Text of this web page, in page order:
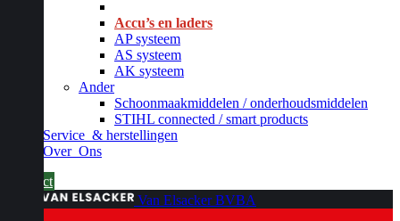
Accu’s en laders
AP systeem
AS systeem
AK systeem
Ander
Schoonmaakmiddelen / onderhoudsmiddelen
STIHL connected / smart products
Service & herstellingen
Over Ons
Contact
Van Elsacker BVBA